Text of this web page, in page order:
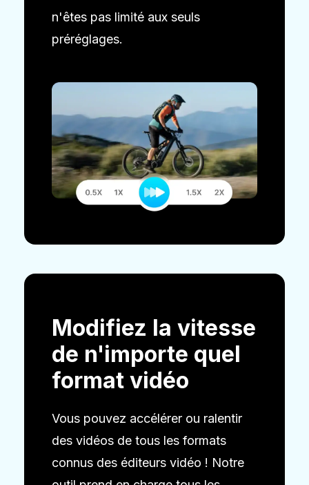
n'êtes pas limité aux seuls
préréglages.
Modifiez la vitesse
de n'importe quel
format vidéo
Vous pouvez accélérer ou ralentir
des vidéos de tous les formats
connus des éditeurs vidéo ! Notre